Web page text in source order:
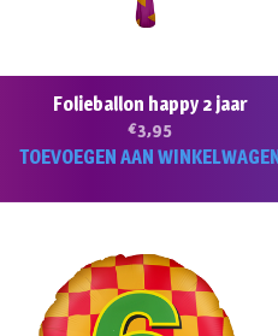
Folieballon happy 2 jaar
€3,95
TOEVOEGEN AAN